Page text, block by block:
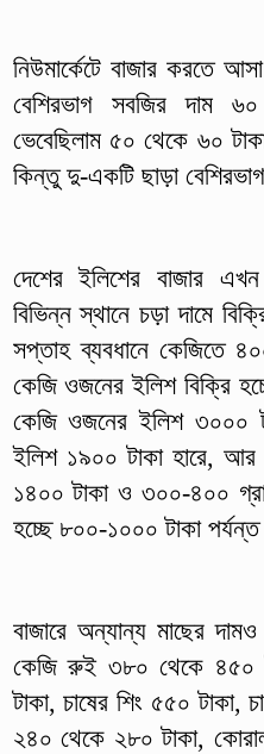
নিউমার্কেটে বাজার করতে
বেশিরভাগ সবজির দাম
ভেবেছিলাম ৫০ থেকে ৬০
কিন্তু দু-একটি ছাড়া
দেশের ইলিশের বাজার
বিভিন্ন স্থানে চড়া দামে
সপ্তাহ ব্যবধানে কেজিতে
কেজি ওজনের ইলিশ বিক্রি
কেজি ওজনের ইলিশ ৩০০০
ইলিশ ১৯০০ টাকা হারে,
১৪০০ টাকা ও ৩০০-৪০০
হচ্ছে ৮০০-১০০০ টাকা
বাজারে অন্যান্য মাছের
কেজি রুই ৩৮০ থেকে ৪৫০
টাকা, চাষের শিং ৫৫০ টাকা,
২৪০ থেকে ২৮০ টাকা,